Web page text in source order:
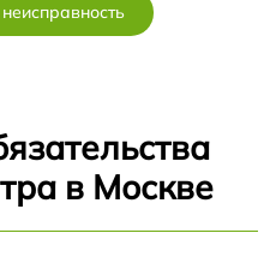
в Москве